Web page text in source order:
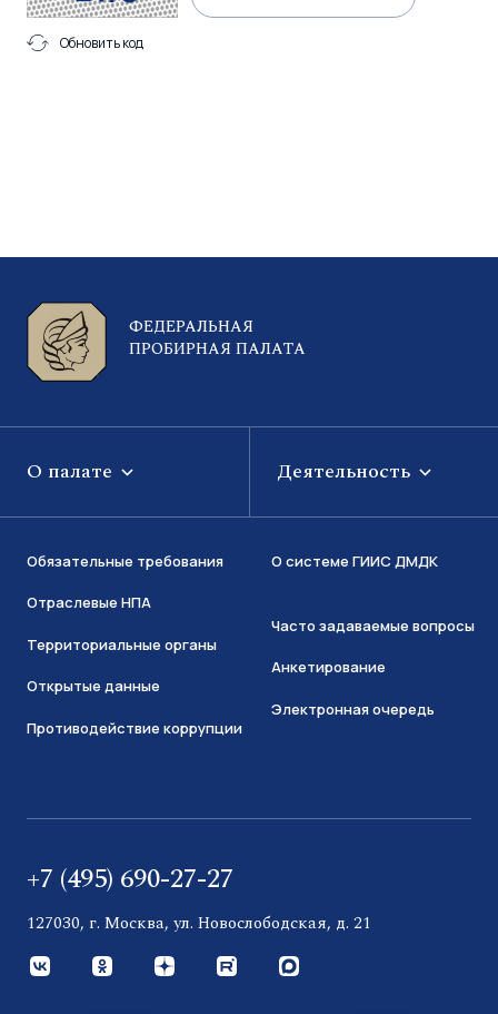
Обновить код
ФЕДЕРАЛЬНАЯ
ПРОБИРНАЯ ПАЛАТА
О палате Деятельность
Обязательные требования
Отраслевые НПА
Территориальные органы
Открытые данные
Противодействие коррупции
О системе ГИИС ДМДК
Часто задаваемые вопросы
Анкетирование
Электронная очередь
+7 (495) 690-27-27
127030, г. Москва, ул. Новослободская, д. 21